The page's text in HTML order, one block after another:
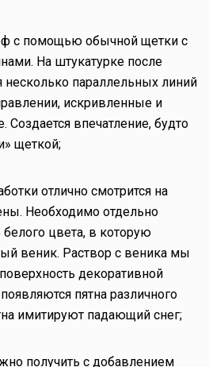
с помощью обычной щетки с
На штукатурке после
несколько параллельных линий
искривленные и
Создается впечатление, будто
щеткой;
отлично смотрится на
Необходимо отдельно
цвета, в которую
веник. Раствор с веника мы
декоративной
пятна различного
имитируют падающий снег;
получить с добавлением